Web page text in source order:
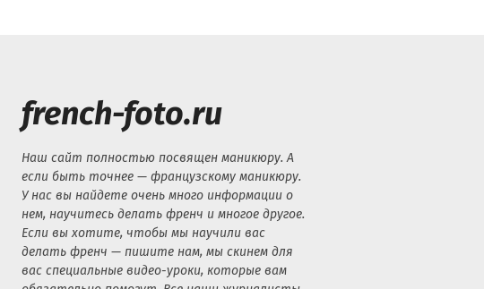
french-foto.ru
Наш сайт полностью посвящен маникюру. А
если быть точнее — французскому маникюру.
У нас вы найдете очень много информации о
нем, научитесь делать френч и многое другое.
Если вы хотите, чтобы мы научили вас
делать френч — пишите нам, мы скинем для
вас специальные видео-уроки, которые вам